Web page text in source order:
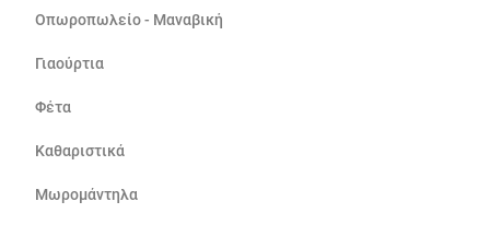
Οπωροπωλείο - Μαναβική
Γιαούρτια
Φέτα
Καθαριστικά
Μωρομάντηλα